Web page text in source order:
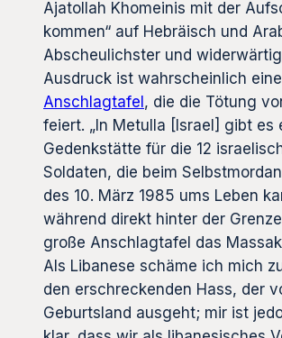
Ajatollah Khomeinis mit der
kommen“ auf Hebräisch und
Abscheulichster und
Ausdruck ist wahrscheinlich eine
Anschlagtafel , die die Tötung
feiert. „In Metulla [Israel] gibt es
Gedenkstätte für die 12
Soldaten, die beim
des 10. März 1985 ums Leben
während direkt hinter der
große Anschlagtafel das
Als Libanese schäme ich mich
den erschreckenden Hass, der
Geburtsland ausgeht; mir ist